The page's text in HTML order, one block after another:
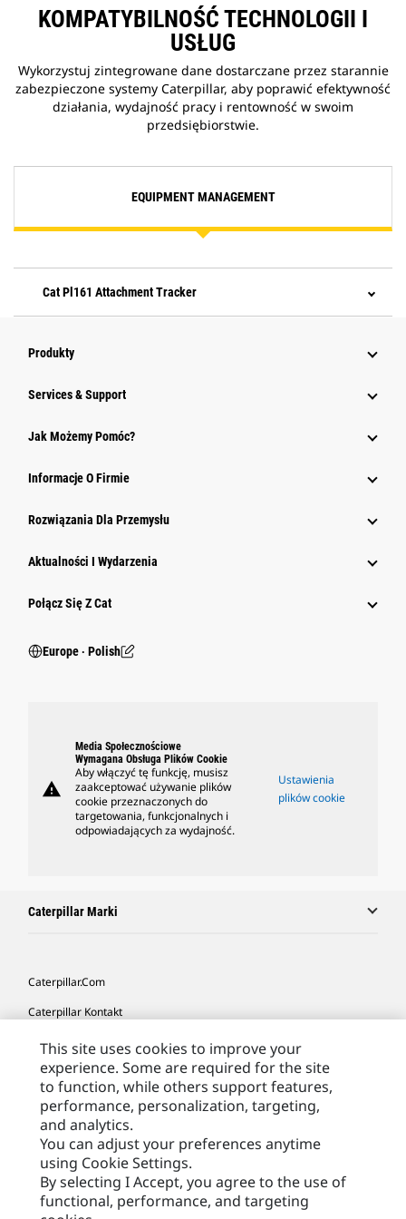
KOMPATYBILNOŚĆ TECHNOLOGII I
USŁUG
Wykorzystuj zintegrowane dane dostarczane przez starannie
zabezpieczone systemy Caterpillar, aby poprawić efektywność
działania, wydajność pracy i rentowność w swoim
przedsiębiorstwie.
EQUIPMENT MANAGEMENT
Cat Pl161 Attachment Tracker
Produkty
Services & Support
Jak Możemy Pomóc?
Informacje O Firmie
Rozwiązania Dla Przemysłu
Aktualności I Wydarzenia
Połącz Się Z Cat
Europe ‧ Polish
warning
Media Społecznościowe
Wymagana Obsługa Plików Cookie
Aby włączyć tę funkcję, musisz
zaakceptować używanie plików
cookie przeznaczonych do
targetowania, funkcjonalnych i
odpowiadających za wydajność.
Ustawienia
plików cookie
Caterpillar Marki
Caterpillar.com
Caterpillar Kontakt
Caterpillar Kontakt
Moje Preferencje Marketingowe
Site Map
Cookie Settings
Legal
Privacy
This site uses cookies to improve your
experience. Some are required for the site
to function, while others support features,
performance, personalization, targeting,
and analytics.
You can adjust your preferences anytime
using Cookie Settings.
By selecting I Accept, you agree to the use of
functional, performance, and targeting